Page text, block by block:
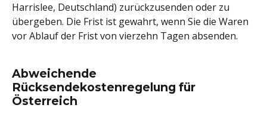
Harrislee, Deutschland) zurückzusenden oder zu
übergeben. Die Frist ist gewahrt, wenn Sie die Waren
vor Ablauf der Frist von vierzehn Tagen absenden.
Abweichende
Rücksendekostenregelung für
Österreich